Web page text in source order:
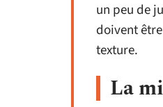
un peu de
doivent
texture.
La